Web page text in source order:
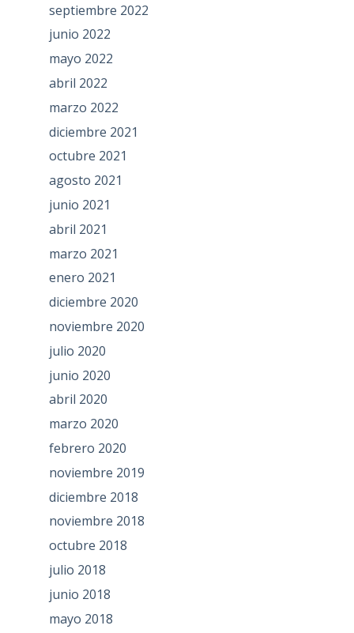
septiembre 2022
junio 2022
mayo 2022
abril 2022
marzo 2022
diciembre 2021
octubre 2021
agosto 2021
junio 2021
abril 2021
marzo 2021
enero 2021
diciembre 2020
noviembre 2020
julio 2020
junio 2020
abril 2020
marzo 2020
febrero 2020
noviembre 2019
diciembre 2018
noviembre 2018
octubre 2018
julio 2018
junio 2018
mayo 2018